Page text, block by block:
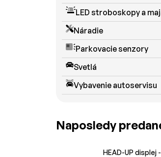
LED stroboskopy a
Náradie
Parkovacie senzory
Svetlá
Vybavenie autoservisu
Naposledy
HEAD-UP displej